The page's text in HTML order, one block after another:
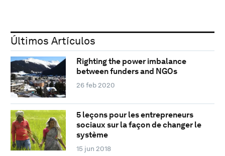
Últimos Artículos
Righting the power imbalance
between funders and NGOs
26 feb 2020
5 leçons pour les entrepreneurs
sociaux sur la façon de changer le
système
15 jun 2018